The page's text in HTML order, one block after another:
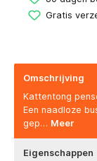
Gratis
Omschrijving
Kattentong
Een naadloze
gep… Meer
Eigenschappen